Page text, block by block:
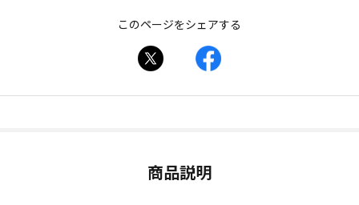
このページをシェアする
商品説明